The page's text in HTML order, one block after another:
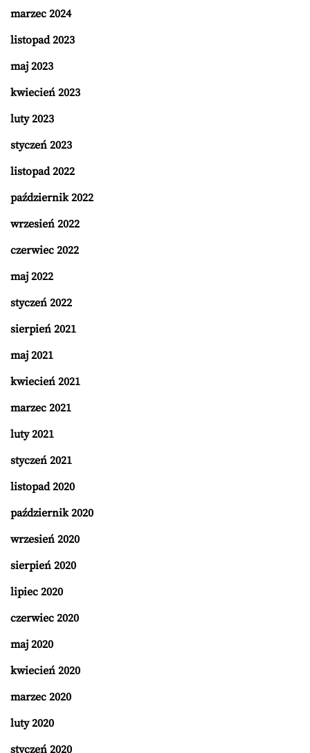
marzec 2024
listopad 2023
maj 2023
kwiecień 2023
luty 2023
styczeń 2023
listopad 2022
październik 2022
wrzesień 2022
czerwiec 2022
maj 2022
styczeń 2022
sierpień 2021
maj 2021
kwiecień 2021
marzec 2021
luty 2021
styczeń 2021
listopad 2020
październik 2020
wrzesień 2020
sierpień 2020
lipiec 2020
czerwiec 2020
maj 2020
kwiecień 2020
marzec 2020
luty 2020
styczeń 2020